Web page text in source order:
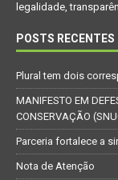
legalidade,
POSTS RECENTES
Plural tem dois
MANIFESTO EM
CONSERVAÇÃO
Parceria fortalece a
Nota de Atenção